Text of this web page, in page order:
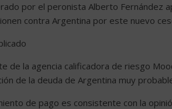
por el peronista Alberto Fernández
contra Argentina por este nuevo
de la agencia calificadora de riesgo
de la deuda de Argentina muy
de pago es consistente con la